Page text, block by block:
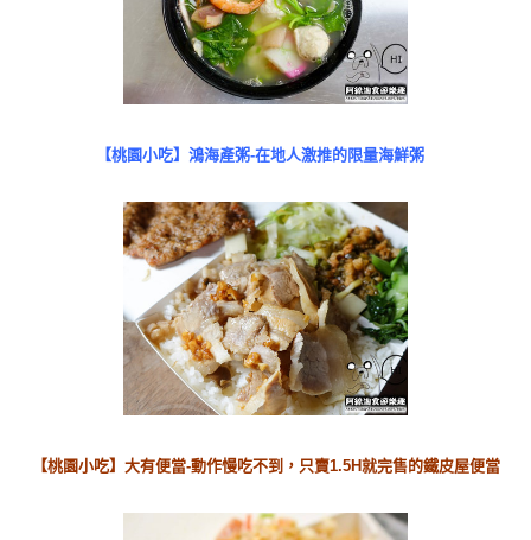
【桃園小吃】鴻海產粥-在地人激推的限量海鮮粥
【桃園小吃】大有便當-動作慢吃不到，只賣1.5H就完售的鐵皮屋便當